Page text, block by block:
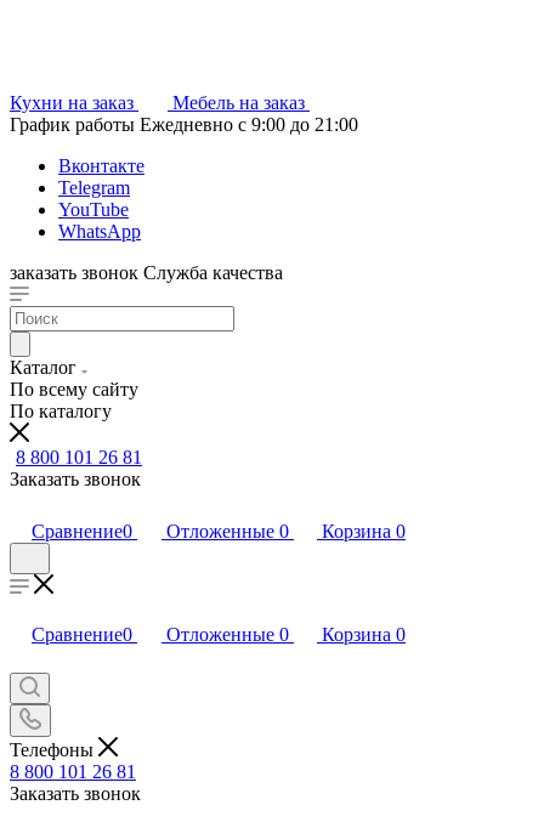
Кухни на заказ
Мебель на заказ
График работы Ежедневно с 9:00 до 21:00
Вконтакте
Telegram
YouTube
WhatsApp
заказать звонок Служба качества
Каталог
По всему сайту
По каталогу
8 800 101 26 81
Заказать звонок
Сравнение0 Отложенные 0 Корзина 0
Сравнение0 Отложенные 0 Корзина 0
Телефоны
8 800 101 26 81
Заказать звонок